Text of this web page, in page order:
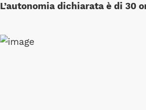
L’autonomia dichiarata è di 30